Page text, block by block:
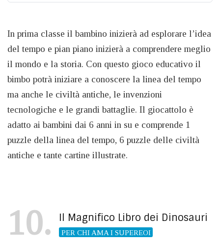
In prima classe il bambino inizierà ad esplorare l’idea
del tempo e pian piano inizierà a comprendere meglio
il mondo e la storia. Con questo gioco educativo il
bimbo potrà iniziare a conoscere la linea del tempo
ma anche le civiltà antiche, le invenzioni
tecnologiche e le grandi battaglie. Il giocattolo è
adatto ai bambini dai 6 anni in su e comprende 1
puzzle della linea del tempo, 6 puzzle delle civiltà
antiche e tante cartine illustrate.
10 Il Magnifico Libro dei Dinosauri
PER CHI AMA I SUPEREOI